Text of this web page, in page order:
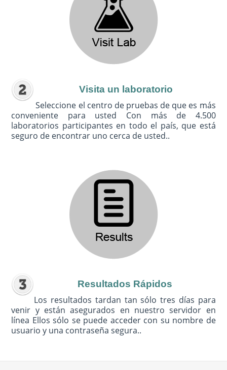
Visita un laboratorio
Seleccione el centro de pruebas de que es más
conveniente para usted Con más de 4.500
laboratorios participantes en todo el país, que está
seguro de encontrar uno cerca de usted..
Resultados Rápidos
Los resultados tardan tan sólo tres días para
venir y están asegurados en nuestro servidor en
línea Ellos sólo se puede acceder con su nombre de
usuario y una contraseña segura..